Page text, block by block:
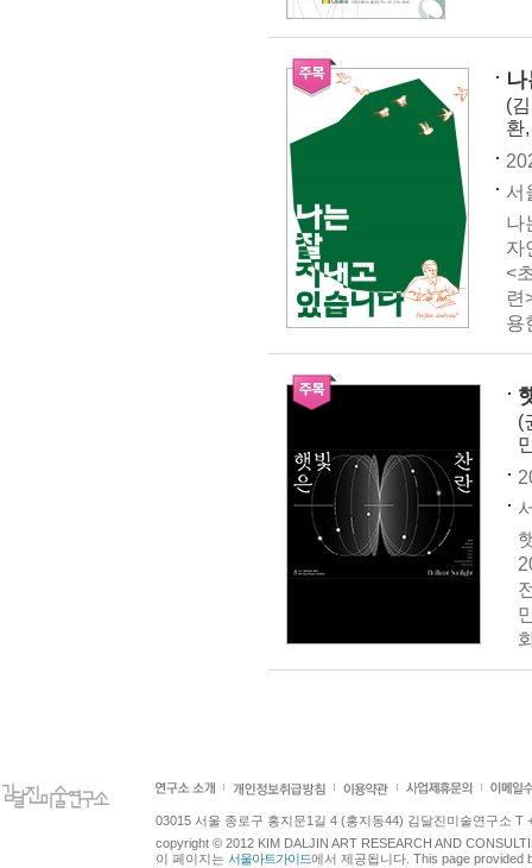
(
환
서
나
자
<
련
용
(
03015 서울 종로구 홍지문1길 4 (홍지동44) 김달진미술연구소 T
copyright © 2012 KIM DALJIN ART RESEARCH AND
이 페이지는 서울아트가이드에서 제공됩니다. This page provided